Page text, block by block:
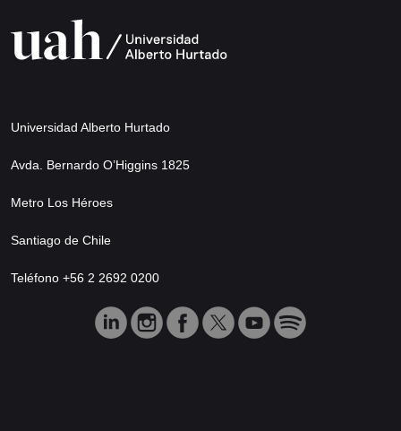
Universidad Alberto Hurtado
Avda. Bernardo O’Higgins 1825
Metro Los Héroes
Santiago de Chile
Teléfono +56 2 2692 0200